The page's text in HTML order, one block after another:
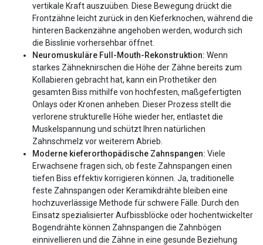
vertikale Kraft auszuüben. Diese Bewegung drückt die
Frontzähne leicht zurück in den Kieferknochen, während die
hinteren Backenzähne angehoben werden, wodurch sich
die Bisslinie vorhersehbar öffnet.
Neuromuskuläre Full-Mouth-Rekonstruktion: Wenn
starkes Zähneknirschen die Höhe der Zähne bereits zum
Kollabieren gebracht hat, kann ein Prothetiker den
gesamten Biss mithilfe von hochfesten, maßgefertigten
Onlays oder Kronen anheben. Dieser Prozess stellt die
verlorene strukturelle Höhe wieder her, entlastet die
Muskelspannung und schützt Ihren natürlichen
Zahnschmelz vor weiterem Abrieb.
Moderne kieferorthopädische Zahnspangen: Viele
Erwachsene fragen sich, ob feste Zahnspangen einen
tiefen Biss effektiv korrigieren können. Ja, traditionelle
feste Zahnspangen oder Keramikdrähte bleiben eine
hochzuverlässige Methode für schwere Fälle. Durch den
Einsatz spezialisierter Aufbissblöcke oder hochentwickelter
Bogendrähte können Zahnspangen die Zahnbögen
einnivellieren und die Zähne in eine gesunde Beziehung